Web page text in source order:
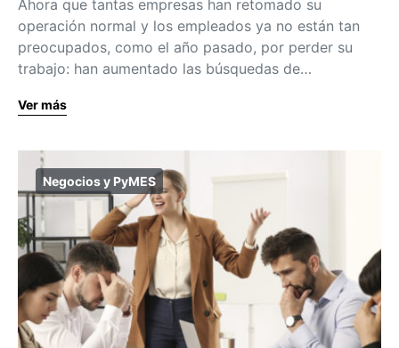
Ahora que tantas empresas han retomado su
operación normal y los empleados ya no están tan
preocupados, como el año pasado, por perder su
trabajo: han aumentado las búsquedas de…
Ver más
Negocios y PyMES